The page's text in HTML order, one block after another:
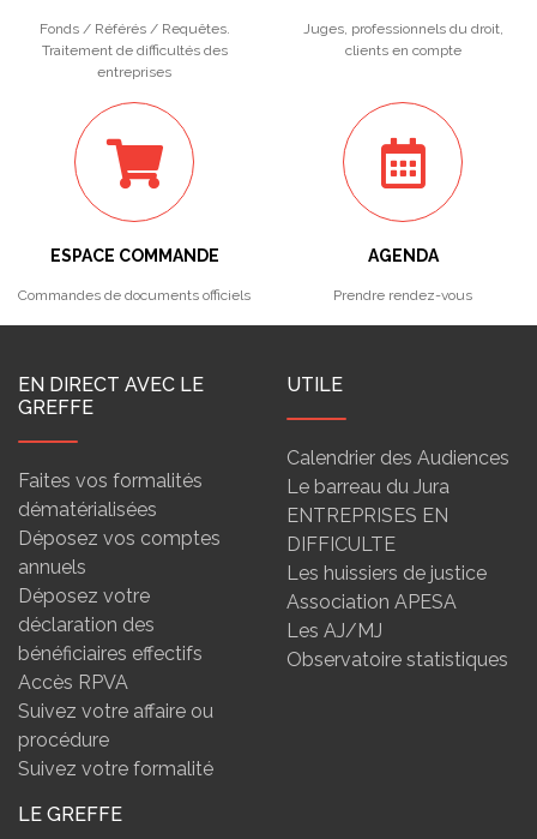
Fonds / Référés / Requêtes.
Traitement de difficultés des
entreprises
Juges, professionnels du droit,
clients en compte
ESPACE COMMANDE
Commandes de documents officiels
AGENDA
Prendre rendez-vous
EN DIRECT AVEC LE
GREFFE
Faites vos formalités
dématérialisées
Déposez vos comptes
annuels
Déposez votre
déclaration des
bénéficiaires effectifs
Accès RPVA
Suivez votre affaire ou
procédure
Suivez votre formalité
UTILE
Calendrier des Audiences
Le barreau du Jura
ENTREPRISES EN
DIFFICULTE
Les huissiers de justice
Association APESA
Les AJ/MJ
Observatoire statistiques
LE GREFFE